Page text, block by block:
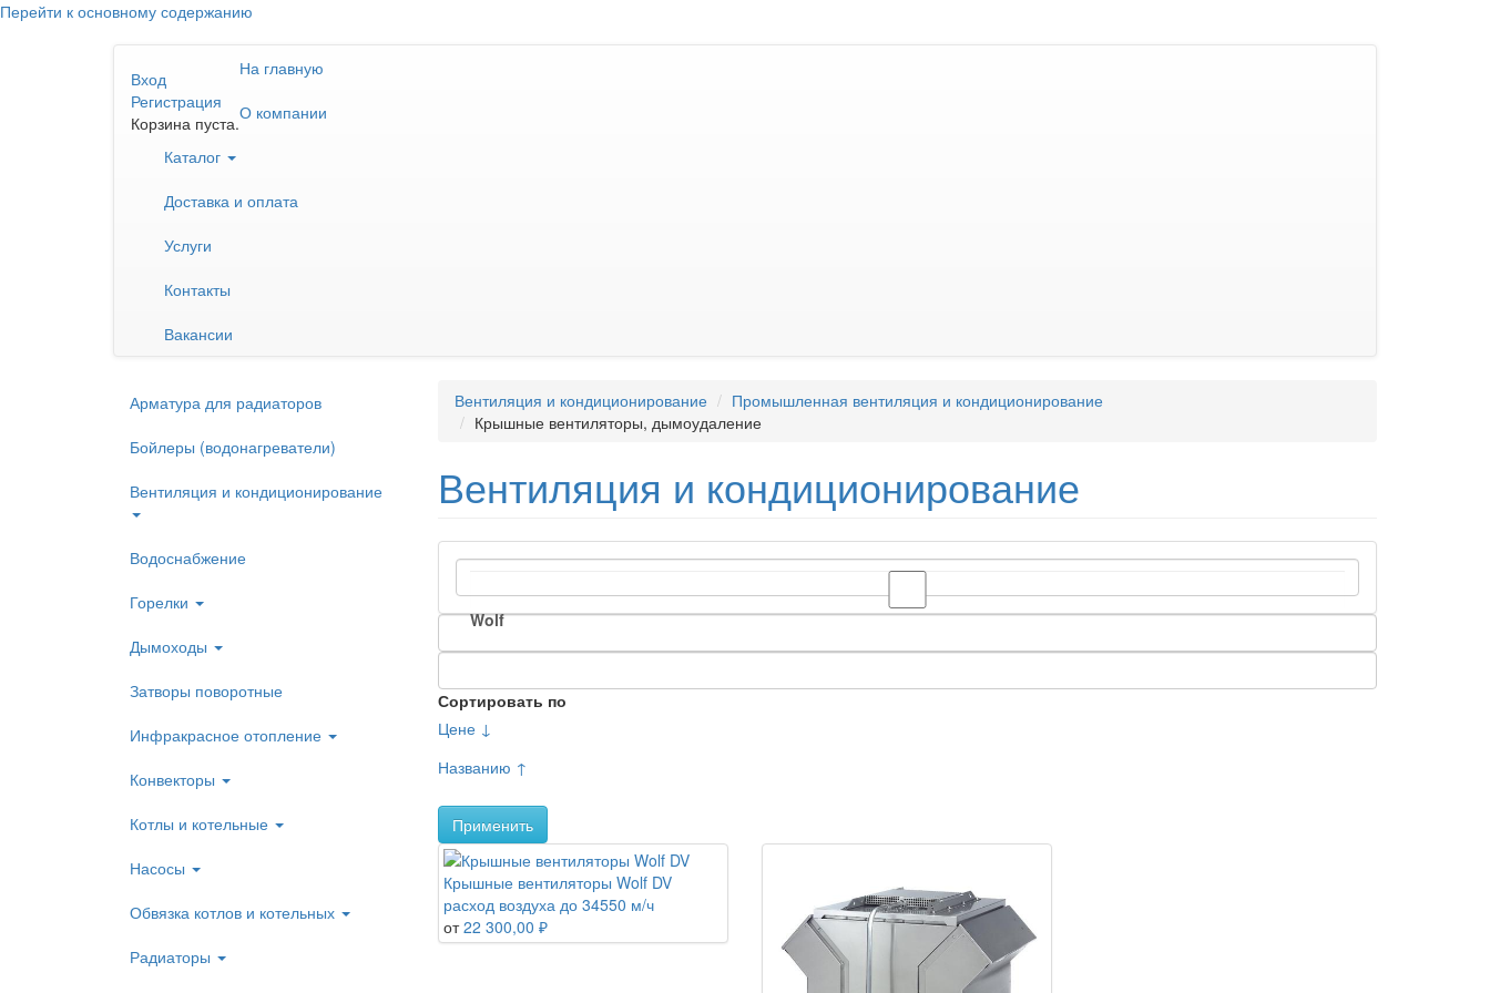
Перейти к основному содержанию
Вход
Регистрация
Корзина пуста.
На главную
О компании
Каталог
Доставка и оплата
Услуги
Контакты
Вакансии
Арматура для радиаторов
Бойлеры (водонагреватели)
Вентиляция и кондиционирование
Водоснабжение
Горелки
Дымоходы
Затворы поворотные
Инфракрасное отопление
Конвекторы
Котлы и котельные
Насосы
Обвязка котлов и котельных
Радиаторы
Вентиляция и кондиционирование
Промышленная вентиляция и кондиционирование
Крышные вентиляторы, дымоудаление
Вентиляция и кондиционирование
Wolf
Сортировать по
Цене ↓
Названию ↑
Применить
Крышные вентиляторы Wolf DV
расход воздуха до 34550 м/ч
от 22 300,00 ₽